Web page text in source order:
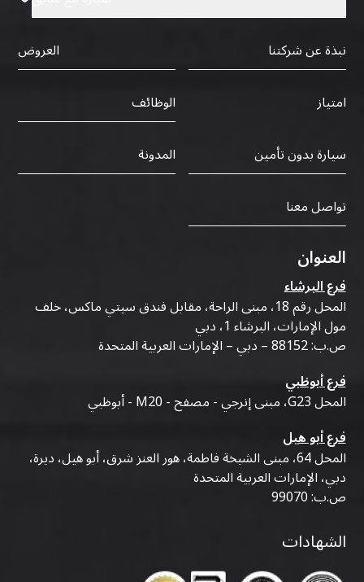
نبذة عن شركتنا
العروض
امتياز
الوظائف
سيارة بدون تأمين
المدونة
تواصل معنا
العنوان
فرع البرشاء
المحل رقم 18، مبنى الراحة، مقابل فندق سيتي ماكس، خلف
مول الإمارات، البرشاء 1، دبي
ص.ب: 88152 – دبي – الإمارات العربية المتحدة
فرع أبوظبي
المحل G23، مبنى إنرجي - مصفح - M20 - أبوظبي
فرع أبو هيل
المحل 64، مبنى الشيخة فاطمة، هور العنز شرق، أبو هيل، ديرة،
دبي، الإمارات العربية المتحدة
ص.ب: 99070
الشهادات